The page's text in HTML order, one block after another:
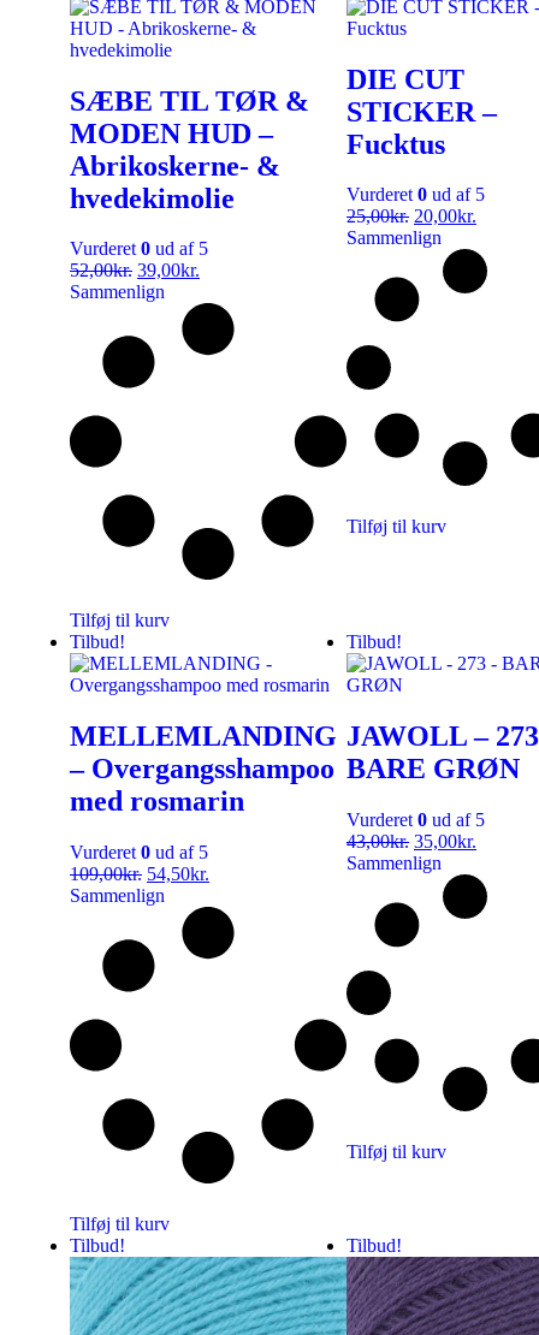
SÆBE TIL TØR &
MODEN HUD –
Abrikoskerne- &
hvedekimolie
Vurderet0 ud af 5
52,00kr. 39,00kr.
Sammenlign
Tilføj til kurv
DIE CUT
STICKER –
Fucktus
Vurderet0 ud af 5
25,00kr. 20,00kr.
Sammenlign
Tilføj til kurv
Tilbud!
MELLEMLANDING
– Overgangsshampoo
med rosmarin
Vurderet 0 ud af 5
109,00kr. 54,50kr.
Sammenlign
Tilføj til kurv
Tilbud!
JAWOLL –
BARE GRØN
Vurderet 0 ud af 5
43,00kr. 35,00kr.
Sammenlign
Tilføj til kurv
Tilbud! Tilbud!